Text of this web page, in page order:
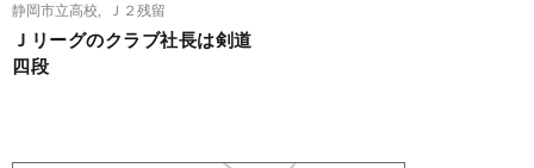
静岡市立高校
Ｊ２残留
Ｊリーグのクラブ社長は剣道
四段